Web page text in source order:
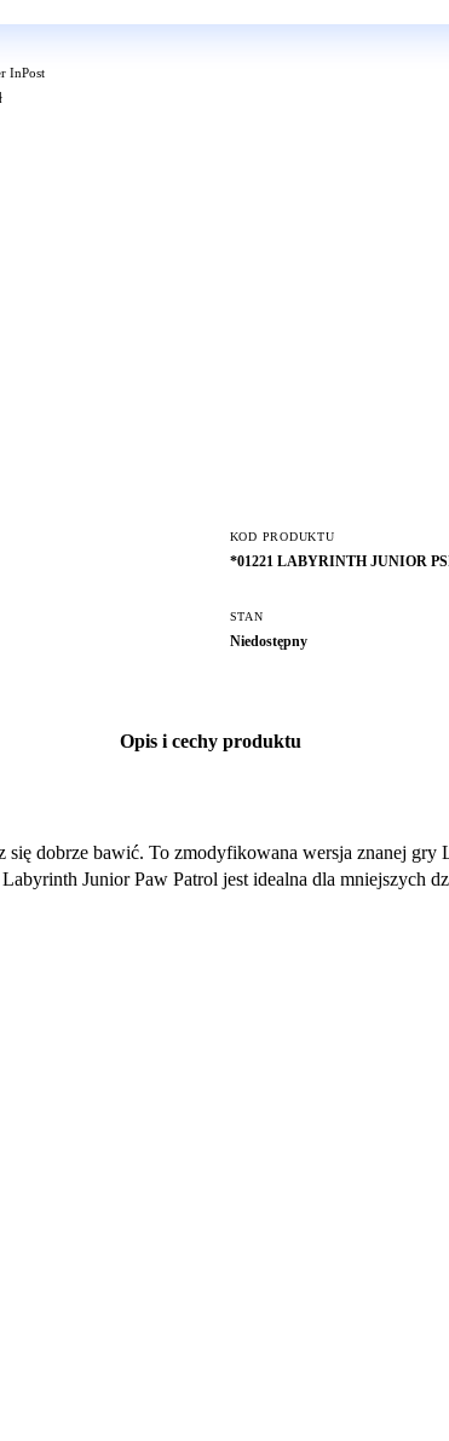
InPost
KOD PRODUKTU
*01221 LABYRINTH JUNIOR
STAN
Niedostępny
Opis i cechy produktu
dobrze bawić. To zmodyfikowana wersja znanej
Junior Paw Patrol jest idealna dla mniejszych